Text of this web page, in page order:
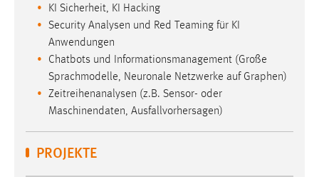
KI Sicherheit, KI Hacking
Security Analysen und Red Teaming für KI
Anwendungen
Chatbots und Informationsmanagement (Große
Sprachmodelle, Neuronale Netzwerke auf Graphen)
Zeitreihenanalysen (z.B. Sensor- oder
Maschinendaten, Ausfallvorhersagen)
PROJEKTE